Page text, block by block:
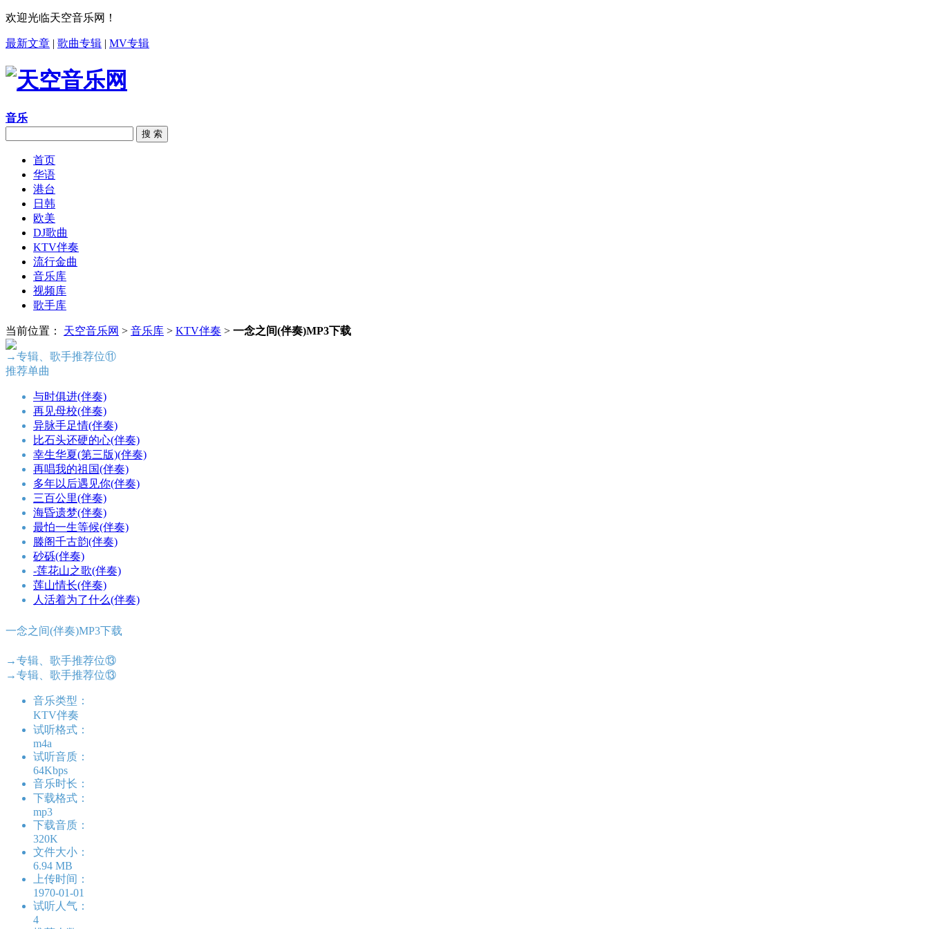
欢迎光临天空音乐网！
最新文章 | 歌曲专辑 | MV专辑
音乐
搜 索
首页
华语
港台
日韩
欧美
DJ歌曲
KTV伴奏
流行金曲
音乐库
视频库
歌手库
当前位置： 天空音乐网 > 音乐库 > KTV伴奏 > 一念之间(伴奏)MP3下载
→专辑、歌手推荐位⑪
推荐单曲
与时俱进(伴奏)
再见母校(伴奏)
异脉手足情(伴奏)
比石头还硬的心(伴奏)
幸生华夏(第三版)(伴奏)
再唱我的祖国(伴奏)
多年以后遇见你(伴奏)
三百公里(伴奏)
海昏遗梦(伴奏)
最怕一生等候(伴奏)
滕阁千古韵(伴奏)
砂砾(伴奏)
-莲花山之歌(伴奏)
莲山情长(伴奏)
人活着为了什么(伴奏)
一念之间(伴奏)MP3下载
→专辑、歌手推荐位⑬
→专辑、歌手推荐位⑬
音乐类型：
KTV伴奏
试听格式：
m4a
试听音质：
64Kbps
音乐时长：
下载格式：
mp3
下载音质：
320K
文件大小：
6.94 MB
上传时间：
1970-01-01
试听人气：
4